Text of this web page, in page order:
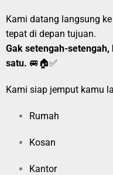
Kami datang langsung
tepat di depan tujuan.
Gak setengah-
satu. 🚐🏠✅
Kami siap jemput kamu
Rumah
Kosan
Kantor